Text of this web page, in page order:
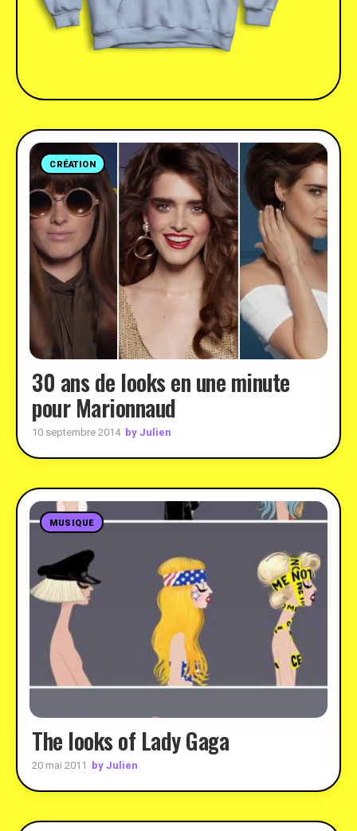
CRÉATION
30 ans de looks en une minute
pour Marionnaud
10 septembre 2014 by Julien
MUSIQUE
The looks of Lady Gaga
20 mai 2011 by Julien